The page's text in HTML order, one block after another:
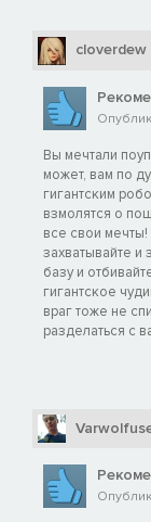
cloverdew
Вы мечтали
может, вам по
гигантским
взмолятся о
все свои
захватывайте и
базу и
гигантское
враг тоже не
разделаться с